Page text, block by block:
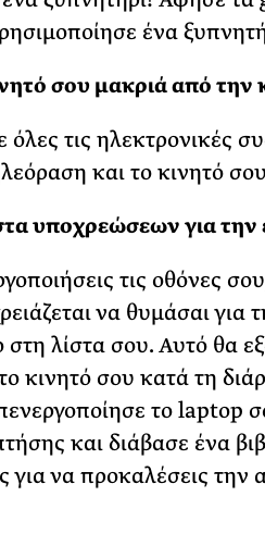
ένα
σου μακριά από
τις ηλεκτρονικές
και το κινητό
υποχρεώσεων για
τις οθόνες
να θυμάσαι για
λίστα σου. Αυτό θα
κινητό σου κατά τη
το laptop
και διάβασε ένα
για να προκαλέσεις